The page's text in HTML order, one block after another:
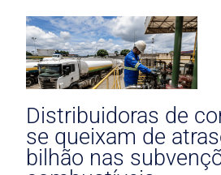
Distribuidoras de
se queixam de
bilhão nas